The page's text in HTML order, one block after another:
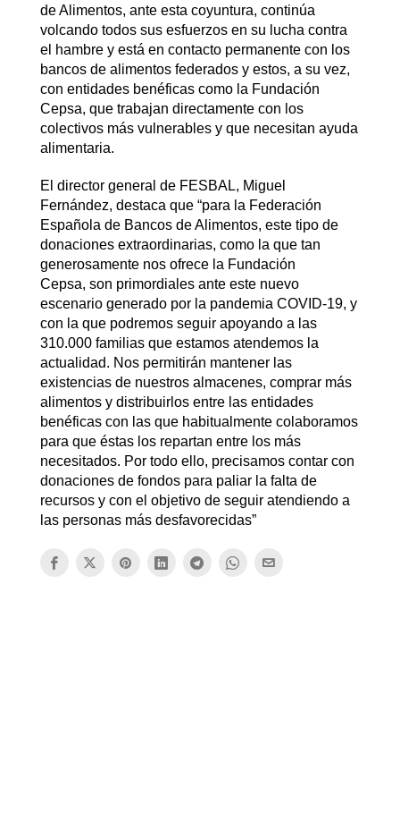
de Alimentos, ante esta coyuntura, continúa
volcando todos sus esfuerzos en su lucha contra
el hambre y está en contacto permanente con los
bancos de alimentos federados y estos, a su vez,
con entidades benéficas como la Fundación
Cepsa, que trabajan directamente con los
colectivos más vulnerables y que necesitan ayuda
alimentaria.
El director general de FESBAL, Miguel
Fernández, destaca que “para la Federación
Española de Bancos de Alimentos, este tipo de
donaciones extraordinarias, como la que tan
generosamente nos ofrece la Fundación
Cepsa, son primordiales ante este nuevo
escenario generado por la pandemia COVID-19, y
con la que podremos seguir apoyando a las
310.000 familias que estamos atendemos la
actualidad. Nos permitirán mantener las
existencias de nuestros almacenes, comprar más
alimentos y distribuirlos entre las entidades
benéficas con las que habitualmente colaboramos
para que éstas los repartan entre los más
necesitados. Por todo ello, precisamos contar con
donaciones de fondos para paliar la falta de
recursos y con el objetivo de seguir atendiendo a
las personas más desfavorecidas”